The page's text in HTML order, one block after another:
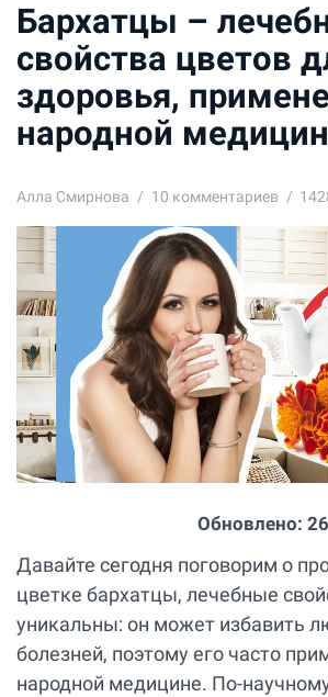
Бархатцы –
свойства цветов
здоровья,
народной
Алла Смирнова 10 комментариев
Обновлено:
Давайте сегодня поговорим о
цветке бархатцы, лечебные
уникальны: он может избавить
болезней, поэтому его часто
народной медицине. По-